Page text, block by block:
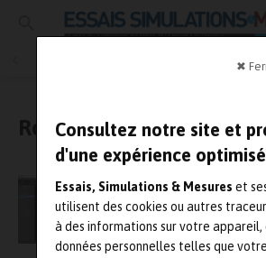
✖
Consultez notre site et
d'une expérience
Essais, Simulations & Mesures et
utilisent des cookies ou autres
à des informations sur votre
données personnelles telles que
Robotique /
JTR de la Cofrend le 8
l’automatisation des CND